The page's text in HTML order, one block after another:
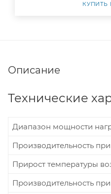
КУПИТЬ
Описание
Технические
Диапазон мощности
Производительность
Прирост температуры
Производительность